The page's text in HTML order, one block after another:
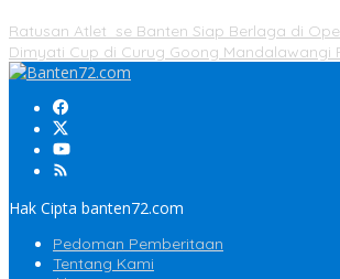
Ratusan Atlet se Banten Siap Berlaga di
Dimyati Cup di Curug Goong Mandalawangi
Hak Cipta banten72.com
Pedoman Pemberitaan
Tentang Kami